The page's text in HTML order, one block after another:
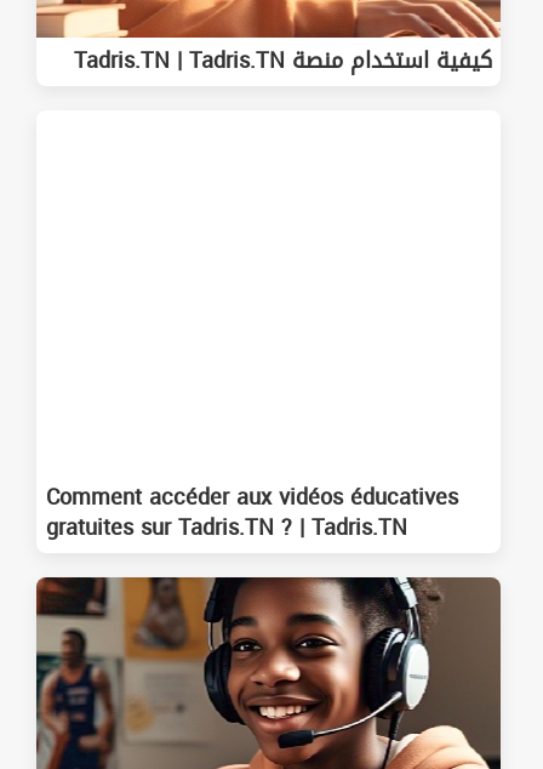
كيفية استخدام منصة Tadris.TN | Tadris.TN
Comment accéder aux vidéos éducatives
gratuites sur Tadris.TN ? | Tadris.TN